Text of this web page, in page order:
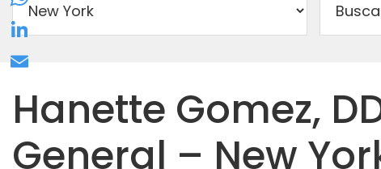
Hanette Gomez,
General – New
WhatsApp
LinkedIn